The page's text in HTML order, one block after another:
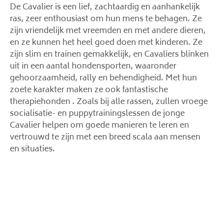
De Cavalier is een lief, zachtaardig en aanhankelijk
ras, zeer enthousiast om hun mens te behagen. Ze
zijn vriendelijk met vreemden en met andere dieren,
en ze kunnen het heel goed doen met kinderen. Ze
zijn slim en trainen gemakkelijk, en Cavaliers blinken
uit in een aantal hondensporten, waaronder
gehoorzaamheid, rally en behendigheid. Met hun
zoete karakter maken ze ook fantastische
therapiehonden . Zoals bij alle rassen, zullen vroege
socialisatie- en puppytrainingslessen de jonge
Cavalier helpen om goede manieren te leren en
vertrouwd te zijn met een breed scala aan mensen
en situaties.